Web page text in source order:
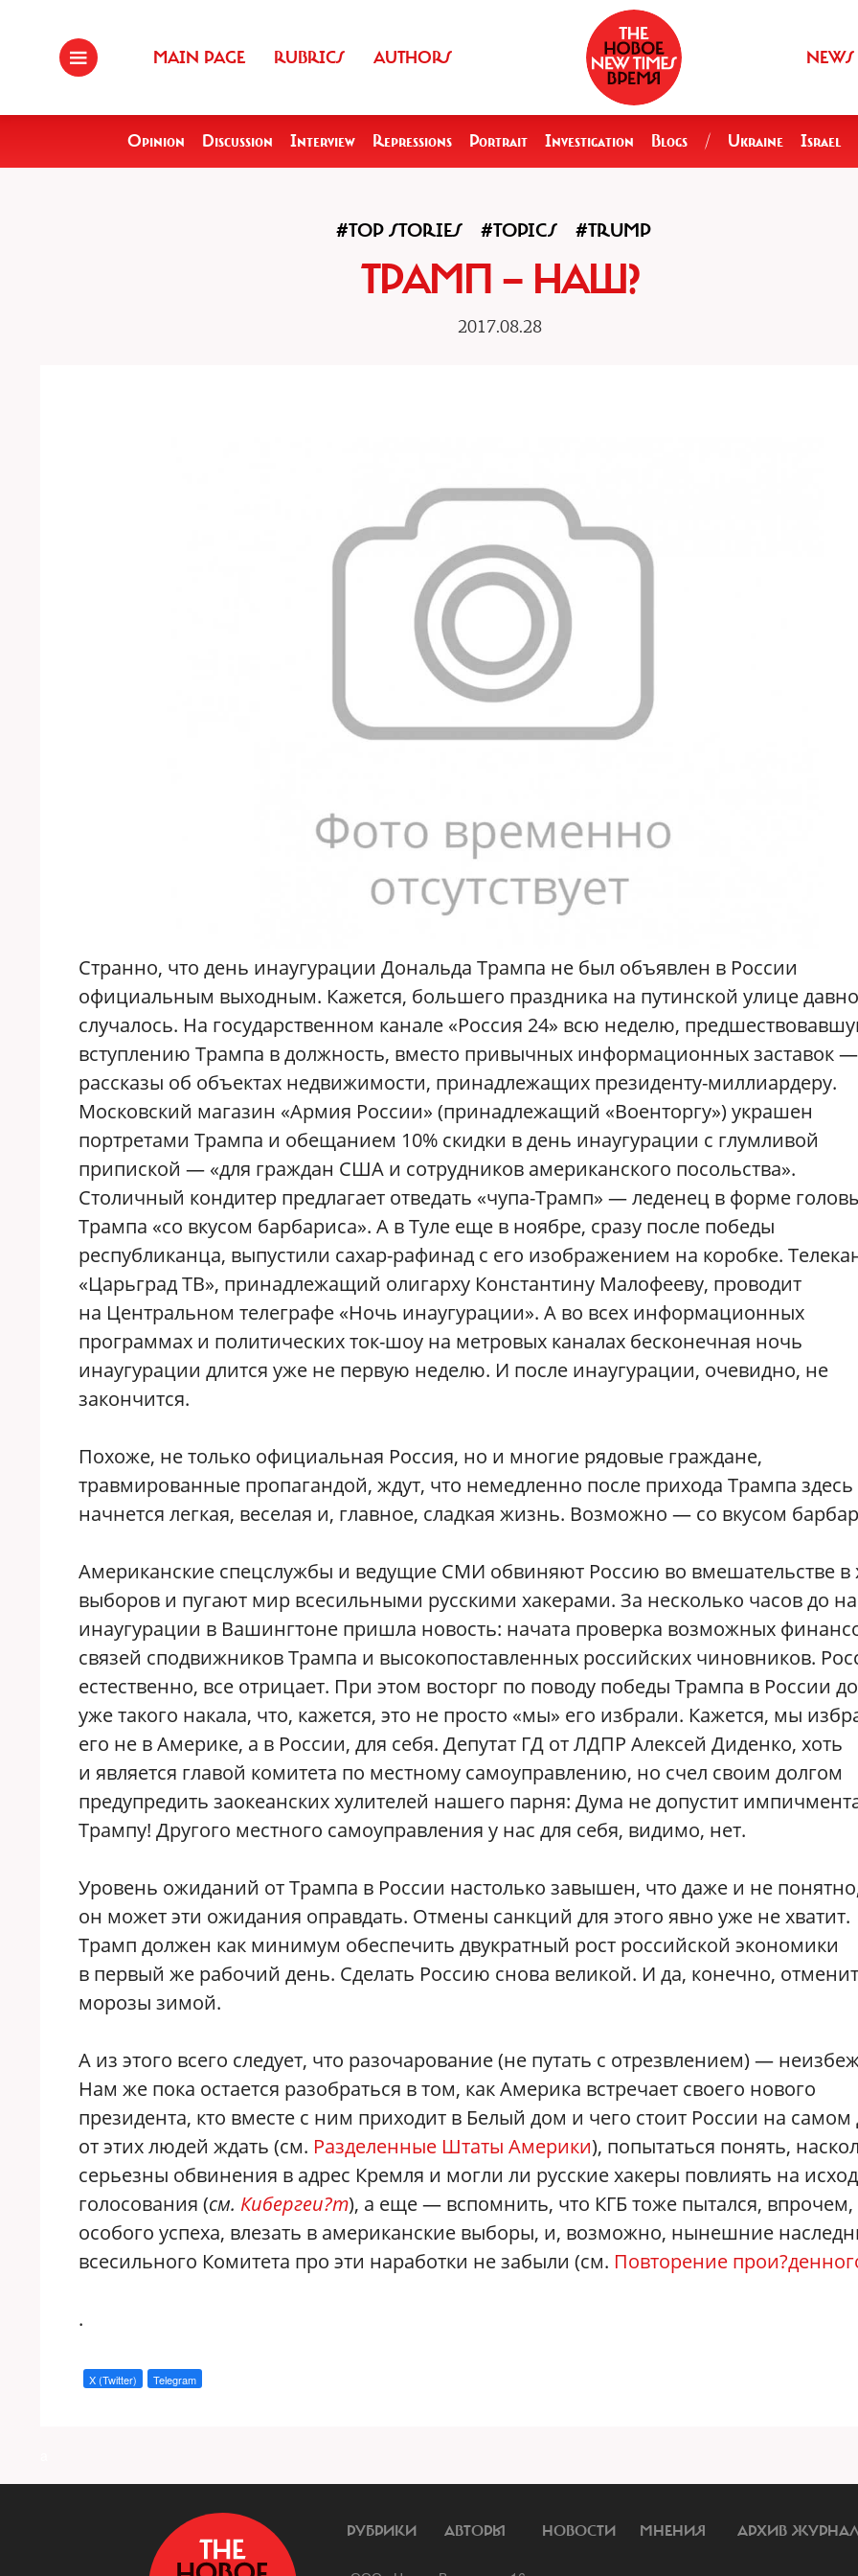
MAIN PAGE RUBRICS AUTHORS NEWS
Opinion Discussion Interview Repressions Portrait Investigation Blogs / Ukraine Israel
#TOP STORIES #TOPICS #TRUMP
ТРАМП — НАШ?
2017.08.28
Странно, что день инаугурации Дональда Трампа не был объявлен в России
официальным выходным. Кажется, большего праздника на путинской улице
случалось. На государственном канале «Россия 24» всю неделю,
вступлению Трампа в должность, вместо привычных информационных заставок —
рассказы об объектах недвижимости, принадлежащих президенту-миллиардеру.
Московский магазин «Армия России» (принадлежащий «Военторгу») украшен
портретами Трампа и обещанием 10% скидки в день инаугурации с глумливой
припиской — «для граждан США и сотрудников американского посольства».
Столичный кондитер предлагает отведать «чупа-Трамп» — леденец в форме
Трампа «со вкусом барбариса». А в Туле еще в ноябре, сразу после победы
республиканца, выпустили сахар-рафинад с его изображением на коробке.
«Царьград ТВ», принадлежащий олигарху Константину Малофееву, проводит
на Центральном телеграфе «Ночь инаугурации». А во всех информационных
программах и политических ток-шоу на метровых каналах бесконечная ночь
инаугурации длится уже не первую неделю. И после инаугурации, очевидно, не
закончится.
Похоже, не только официальная Россия, но и многие рядовые граждане,
травмированные пропагандой, ждут, что немедленно после прихода Трампа здесь
начнется легкая, веселая и, главное, сладкая жизнь. Возможно — со вкусом
Американские спецслужбы и ведущие СМИ обвиняют Россию во вмешательстве в
выборов и пугают мир всесильными русскими хакерами. За несколько часов до
инаугурации в Вашингтоне пришла новость: начата проверка возможных
связей сподвижников Трампа и высокопоставленных российских чиновников.
естественно, все отрицает. При этом восторг по поводу победы Трампа в России
уже такого накала, что, кажется, это не просто «мы» его избрали. Кажется, мы
его не в Америке, а в России, для себя. Депутат ГД от ЛДПР Алексей Диденко, хоть
и является главой комитета по местному самоуправлению, но счел своим долгом
предупредить заокеанских хулителей нашего парня: Дума не допустит
Трампу! Другого местного самоуправления у нас для себя, видимо, нет.
Уровень ожиданий от Трампа в России настолько завышен, что даже и не
он может эти ожидания оправдать. Отмены санкций для этого явно уже не хватит.
Трамп должен как минимум обеспечить двукратный рост российской экономики
в первый же рабочий день. Сделать Россию снова великой. И да, конечно,
морозы зимой.
А из этого всего следует, что разочарование (не путать с отрезвлением) —
Нам же пока остается разобраться в том, как Америка встречает своего нового
президента, кто вместе с ним приходит в Белый дом и чего стоит России на самом
от этих людей ждать (см. Разделенные Штаты Америки), попытаться понять,
серьезны обвинения в адрес Кремля и могли ли русские хакеры повлиять на исход
голосования (см. Кибергеи?т), а еще — вспомнить, что КГБ тоже пытался, впрочем,
особого успеха, влезать в американские выборы, и, возможно, нынешние
всесильного Комитета про эти наработки не забыли (см. Повторение
.
X (Twitter) Telegram
РУБРИКИ АВТОРЫ НОВОСТИ МНЕНИЯ АРХИВ